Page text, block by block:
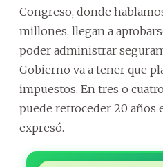
Congreso, donde
millones, llegan a
poder administrar
Gobierno va a tener que
impuestos. En tres o
puede retroceder 20 años
expresó.